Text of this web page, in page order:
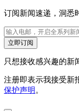
订阅新闻速递，洞悉
立即订阅
只想接收感兴趣的新
注册即表示我接受新
保护声明 。